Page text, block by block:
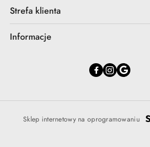
Strefa klienta
Informacje
Sklep internetowy na oprogramowaniu